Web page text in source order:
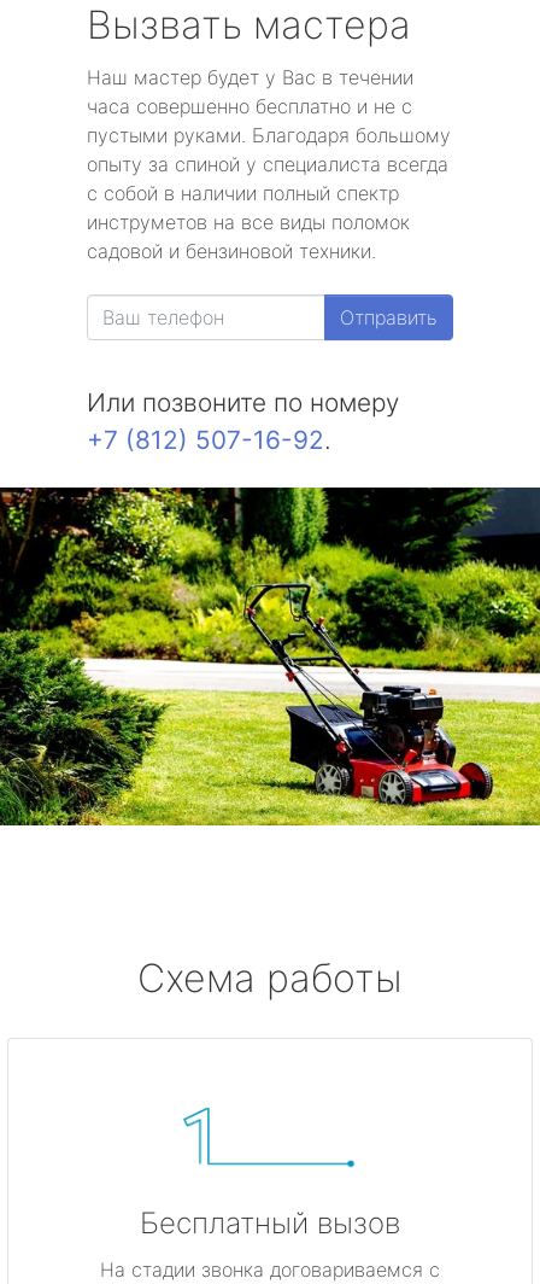
Вызвать мастера
Наш мастер будет у Вас в течении
часа совершенно бесплатно и не с
пустыми руками. Благодаря большому
опыту за спиной у специалиста всегда
с собой в наличии полный спектр
инструметов на все виды поломок
садовой и бензиновой техники.
Отправить
Или позвоните по номеру
+7 (812) 507-16-92.
Схема работы
Бесплатный вызов
На стадии звонка договариваемся с